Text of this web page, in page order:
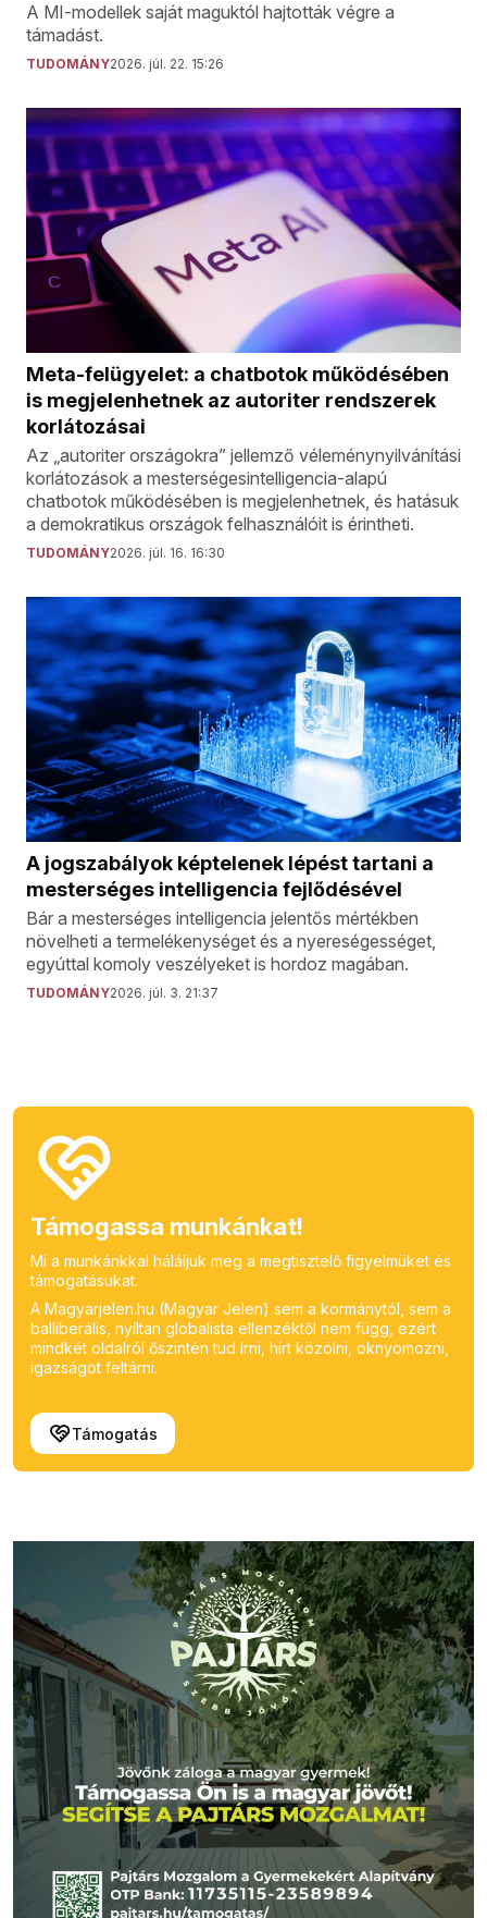
A MI-modellek saját maguktól hajtották végre a
támadást.
TUDOMÁNY2026. júl. 22. 15:26
Meta-felügyelet: a chatbotok működésében
is megjelenhetnek az autoriter rendszerek
korlátozásai
Az „autoriter országokra” jellemző véleménynyilvánítási
korlátozások a mesterségesintelligencia-alapú
chatbotok működésében is megjelenhetnek, és hatásuk
a demokratikus országok felhasználóit is érintheti.
TUDOMÁNY2026. júl. 16. 16:30
A jogszabályok képtelenek lépést tartani a
mesterséges intelligencia fejlődésével
Bár a mesterséges intelligencia jelentős mértékben
növelheti a termelékenységet és a nyereségességet,
egyúttal komoly veszélyeket is hordoz magában.
TUDOMÁNY2026. júl. 3. 21:37
Támogassa munkánkat!
Mi a munkánkkal háláljuk meg a megtisztelő figyelmüket és
támogatásukat.
A Magyarjelen.hu (Magyar Jelen) sem a kormánytól, sem a
balliberális, nyíltan globalista ellenzéktől nem függ, ezért
mindkét oldalról őszintén tud írni, hírt közölni, oknyomozni,
igazságot feltárni.
Támogatás